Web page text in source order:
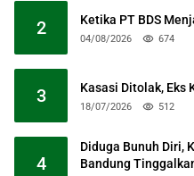
2 Ketika PT BDS
04/08/2026 674
3 Kasasi Ditolak, Eks
18/07/2026 512
4
Diduga Bunuh Diri,
Bandung